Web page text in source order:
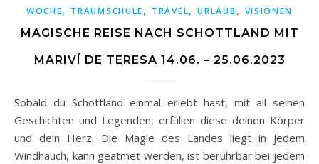
OCHE , TRAUMSCHULE, TRAVEL,URLAUB , VISIONEN
MAGISCHE REISE NACH SCHOTTLAND MIT
MARIVÍ DE TERESA 14.06. – 25.06.2023
Sobald du Schottland einmal erlebt hast, mit all seinen
Geschichten und Legenden, erfüllen diese deinen Körper
und dein Herz. Die Magie des Landes liegt in jedem
Windhauch, kann geatmet werden, ist berührbar bei jedem